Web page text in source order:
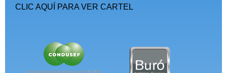
CLIC AQUÍ PARA VER CARTEL